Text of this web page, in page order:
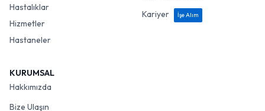
Hastalıklar
Hizmetler
Hastaneler
Kariyer
İşe Alım
KURUMSAL
Hakkımızda
Bize Ulaşın